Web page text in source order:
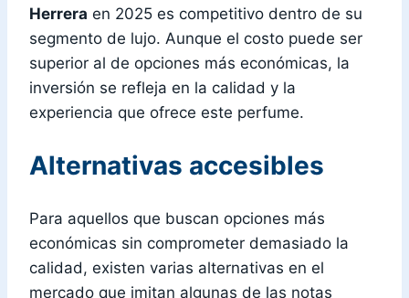
Herrera en 2025 es competitivo dentro de su
segmento de lujo. Aunque el costo puede ser
superior al de opciones más económicas, la
inversión se refleja en la calidad y la
experiencia que ofrece este perfume.
Alternativas accesibles
Para aquellos que buscan opciones más
económicas sin comprometer demasiado la
calidad, existen varias alternativas en el
mercado que imitan algunas de las notas